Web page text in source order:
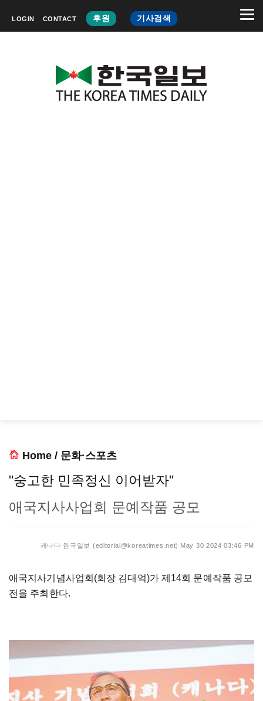
LOGIN CONTACT 후원 기사검색
Home / 문화·스포츠
"숭고한 민족정신 이어받자"
애국지사사업회 문예작품 공모
캐나다 한국일보 (editorial@koreatimes.net) May 30 2024 03:46 PM
애국지사기념사업회(회장 김대억)가 제14회 문예작품 공모
전을 주최한다.